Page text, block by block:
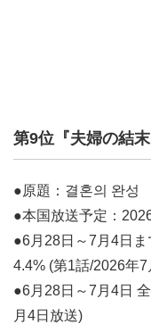
第9位『夫婦の結
●原題：결혼의 완성
●本国放送予定：
●6月28日～7月4日ま
4.4% (第1話/2026年
●6月28日～7月4日
月4日放送)